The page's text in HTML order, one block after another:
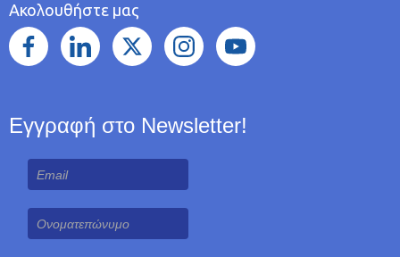
Ακολουθήστε μας
Εγγραφή στο Newsletter!